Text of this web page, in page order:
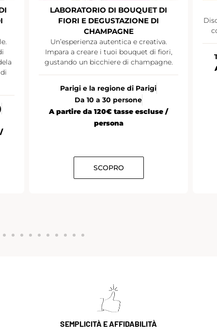
LABORATORIO DI BOUQUET DI
FIORI E DEGUSTAZIONE DI
CHAMPAGNE
Un’esperienza autentica e creativa.
Impara a creare i tuoi bouquet di fiori,
gustando un bicchiere di champagne.
Parigi e la regione di Parigi
Da 10 a 30 persone
A partire da 120€ tasse escluse /
persona
SCOPRO
SEMPLICITÀ E AFFIDABILITÀ